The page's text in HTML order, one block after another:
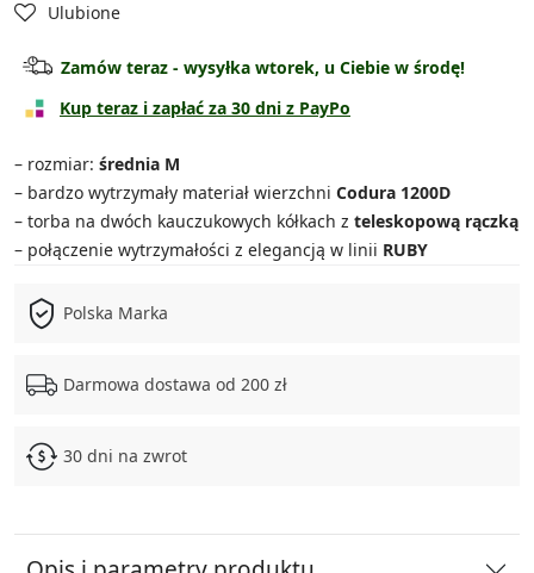
Torba duża
Torba bardzo duża
Zestaw 3w1
Zestaw 4w1
Ulubione
Zamów teraz - wysyłka wtorek, u Ciebie w środę!
Kup teraz i zapłać za 30 dni z PayPo
– rozmiar: średnia M
– bardzo wytrzymały materiał wierzchni Codura 1200D
– torba na dwóch kauczukowych kółkach z teleskopową rączką
– połączenie wytrzymałości z elegancją w linii RUBY
Polska Marka
Darmowa dostawa od 200 zł
30 dni na zwrot